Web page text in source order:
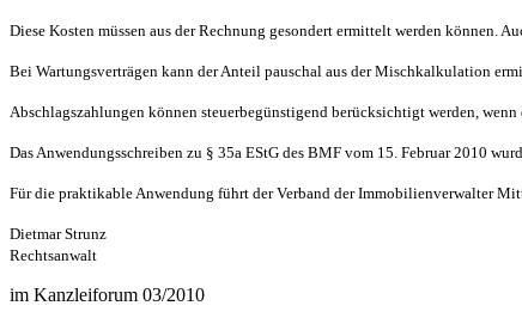
Diese Kosten müssen aus der Rechnung gesondert ermittelt werden können.
Bei Wartungsverträgen kann der Anteil pauschal aus der Mischkalkulation
Abschlagszahlungen können steuerbegünstigend berücksichtigt werden,
Das Anwendungsschreiben zu § 35a EStG des BMF vom 15. Februar 2010
Für die praktikable Anwendung führt der Verband der Immobilienverwalter
Dietmar Strunz
Rechtsanwalt
im Kanzleiforum 03/2010